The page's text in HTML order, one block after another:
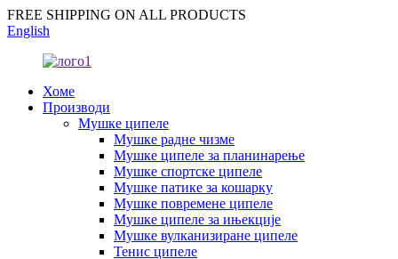
FREE SHIPPING ON ALL PRODUCTS
English
Хоме
Производи
Мушке ципеле
Мушке радне чизме
Мушке ципеле за планинарење
Мушке спортске ципеле
Мушке патике за кошарку
Мушке повремене ципеле
Мушке ципеле за ињекције
Мушке вулканизиране ципеле
Тенис ципеле